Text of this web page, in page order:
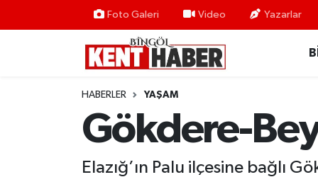
Foto Galeri Video Yazarlar
HABERLER YAŞAM
Gökdere-
Elazığ’ın Palu ilçesine bağlı
BİLİM-TEKNOLOJİ
Bingöl Nöbetçi Eczaneler
Bingöl Hava Durumu
Bingöl Namaz Vakitleri
Bingöl Trafik Yoğunluk Haritası